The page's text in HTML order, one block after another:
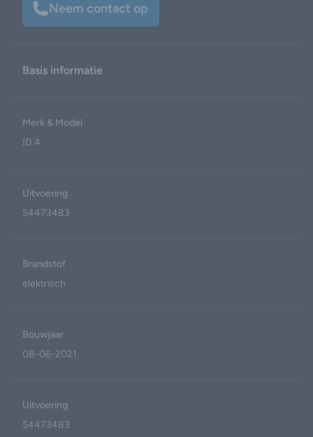
Neem contact op
Basis informatie
Merk & Model
ID.4
Uitvoering
54473483
Brandstof
elektrisch
Bouwjaar
08-06-2021
Uitvoering
54473483